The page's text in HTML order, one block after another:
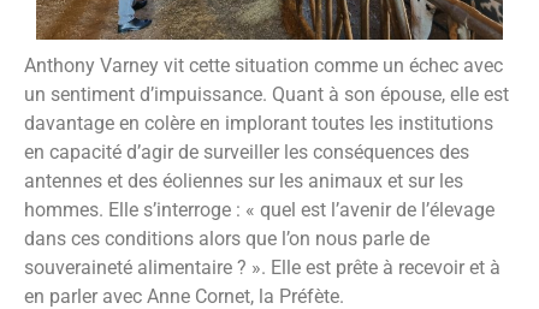
Anthony Varney vit cette situation comme un échec avec
un sentiment d’impuissance. Quant à son épouse, elle est
davantage en colère en implorant toutes les institutions
en capacité d’agir de surveiller les conséquences des
antennes et des éoliennes sur les animaux et sur les
hommes. Elle s’interroge : « quel est l’avenir de l’élevage
dans ces conditions alors que l’on nous parle de
souveraineté alimentaire ? ». Elle est prête à recevoir et à
en parler avec Anne Cornet, la Préfète.